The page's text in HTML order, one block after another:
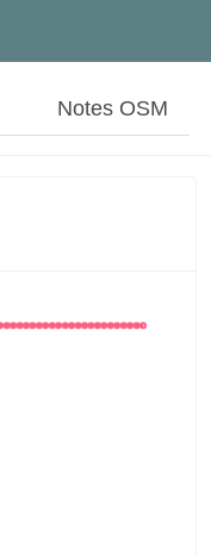
Notes OSM